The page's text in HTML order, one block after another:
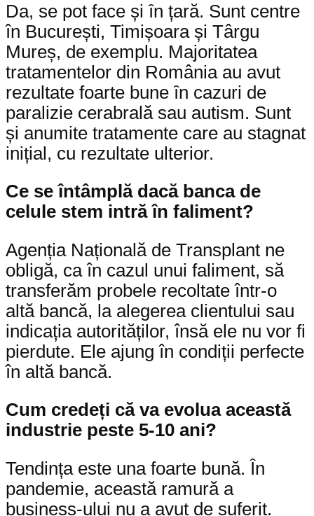
Da, se pot face și ȋn țară. Sunt centre
în București, Timișoara și Târgu
Mureș, de exemplu. Majoritatea
tratamentelor din România au avut
rezultate foarte bune ȋn cazuri de
paralizie cerabrală sau autism. Sunt
și anumite tratamente care au stagnat
inițial, cu rezultate ulterior.
Ce se întâmplă dacă banca de
celule stem intră în faliment?
Agenția Națională de Transplant ne
obligă, ca în cazul unui faliment, să
transferăm probele recoltate într-o
altă bancă, la alegerea clientului sau
indicația autorităților, însă ele nu vor fi
pierdute. Ele ajung în condiții perfecte
în altă bancă.
Cum credeți că va evolua această
industrie peste 5-10 ani?
Tendința este una foarte bună. În
pandemie, această ramură a
business-ului nu a avut de suferit.